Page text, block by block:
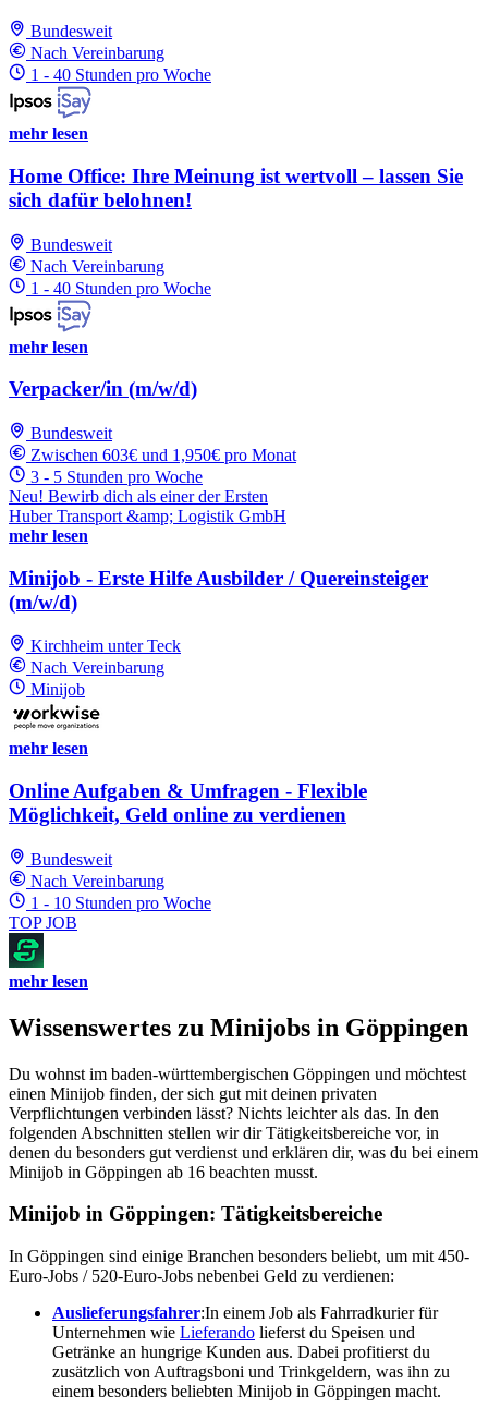
Bundesweit
Nach Vereinbarung
1 - 40 Stunden pro Woche
mehr lesen
Home Office: Ihre Meinung ist wertvoll – lassen Sie
sich dafür belohnen!
Bundesweit
Nach Vereinbarung
1 - 40 Stunden pro Woche
mehr lesen
Verpacker/in (m/w/d)
Bundesweit
Zwischen 603€ und 1,950€ pro Monat
3 - 5 Stunden pro Woche
Neu! Bewirb dich als einer der Ersten
Huber Transport &amp; Logistik GmbH
mehr lesen
Minijob - Erste Hilfe Ausbilder / Quereinsteiger
(m/w/d)
Kirchheim unter Teck
Nach Vereinbarung
Minijob
mehr lesen
Online Aufgaben & Umfragen - Flexible
Möglichkeit, Geld online zu verdienen
Bundesweit
Nach Vereinbarung
1 - 10 Stunden pro Woche
TOP JOB
mehr lesen
Wissenswertes zu Minijobs in Göppingen
Du wohnst im baden-württembergischen Göppingen und möchtest
einen Minijob finden, der sich gut mit deinen privaten
Verpflichtungen verbinden lässt? Nichts leichter als das. In den
folgenden Abschnitten stellen wir dir Tätigkeitsbereiche vor, in
denen du besonders gut verdienst und erklären dir, was du bei einem
Minijob in Göppingen ab 16 beachten musst.
Minijob in Göppingen: Tätigkeitsbereiche
In Göppingen sind einige Branchen besonders beliebt, um mit 450-
Euro-Jobs / 520-Euro-Jobs nebenbei Geld zu verdienen:
Auslieferungsfahrer:In einem Job als Fahrradkurier für
Unternehmen wie Lieferando lieferst du Speisen und
Getränke an hungrige Kunden aus. Dabei profitierst du
zusätzlich von Auftragsboni und Trinkgeldern, was ihn zu
einem besonders beliebten Minijob in Göppingen macht.